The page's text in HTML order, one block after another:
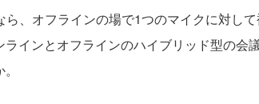
、オフラインの場で1つのマイクに対し
ラインとオフラインのハイブリッド型の